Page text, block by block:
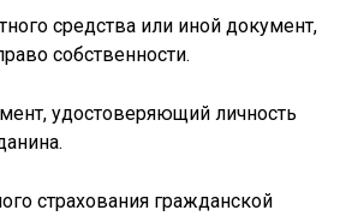
средства или иной документ,
собственности.
удостоверяющий личность
страхования гражданской